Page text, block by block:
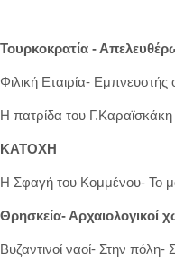
Τουρκοκρατία -
Φιλική Εταιρία-
Η πατρίδα του
ΚΑΤΟΧΗ
Η Σφαγή του Κομμένου- Το
Θρησκεία- Αρχαιολογικοί
Βυζαντινοί ναοί- Στην